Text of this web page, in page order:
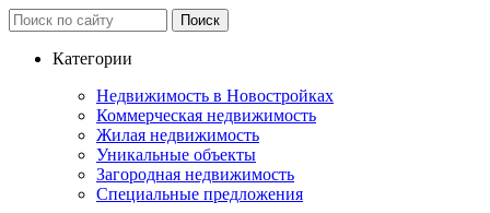
Категории
Недвижимость в Новостройках
Коммерческая недвижимость
Жилая недвижимость
Уникальные объекты
Загородная недвижимость
Специальные предложения